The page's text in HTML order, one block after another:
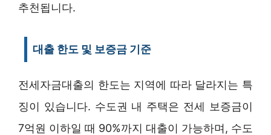
추천됩니다.
대출 한도 및 보증금 기준
전세자금대출의 한도는 지역에 따라 달라지는 특
징이 있습니다. 수도권 내 주택은 전세 보증금이
7억원 이하일 때 90%까지 대출이 가능하며, 수도